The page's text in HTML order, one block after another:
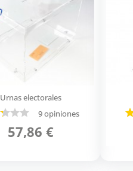
Urnas electorales
9 opiniones
57,86 €